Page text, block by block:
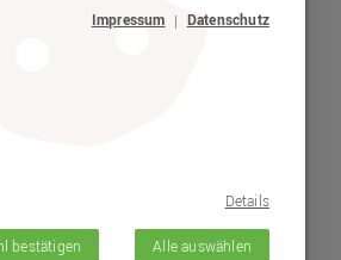
mit und ohne
sein. Die
mit
erhält ein
Assistenzangebot.
bestätigen Alle auswählen
Impressum | Datenschutz
Details